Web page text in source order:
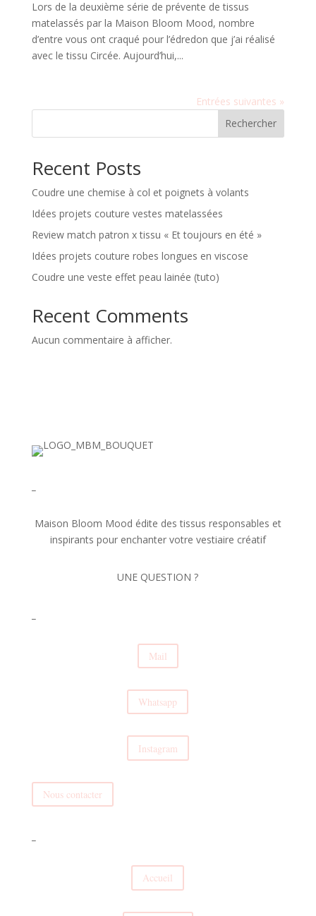
Lors de la deuxième série de prévente de tissus
matelassés par la Maison Bloom Mood, nombre
d’entre vous ont craqué pour l’édredon que j’ai réalisé
avec le tissu Circée. Aujourd’hui,...
Entrées suivantes »
Rechercher
Recent Posts
Coudre une chemise à col et poignets à volants
Idées projets couture vestes matelassées
Review match patron x tissu « Et toujours en été »
Idées projets couture robes longues en viscose
Coudre une veste effet peau lainée (tuto)
Recent Comments
Aucun commentaire à afficher.
Maison Bloom Mood édite des tissus responsables et
inspirants pour enchanter votre vestiaire créatif
UNE QUESTION ?
Mail
Whatsapp
Instagram
Nous contacter
Accueil